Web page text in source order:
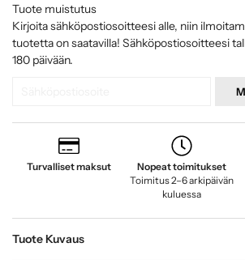
Tuote muistutus
Kirjoita sähköpostiosoitteesi alle, niin
tuotetta on saatavilla! Sähköpostiosoitteesi
180 päivään.
Turvalliset maksut
Nopeat toimitukset
Toimitus 2–6 arkipäivän
kuluessa
Tuote Kuvaus